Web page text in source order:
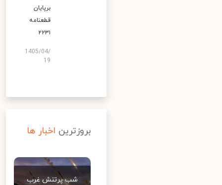
برپایان
قطعنامه
۲۲۳۱
1405/04/
19
بروزترین اخبار ها
شب پرتنش غرب